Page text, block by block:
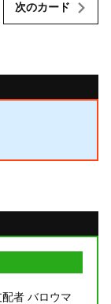
次のカード
者 バロウマ